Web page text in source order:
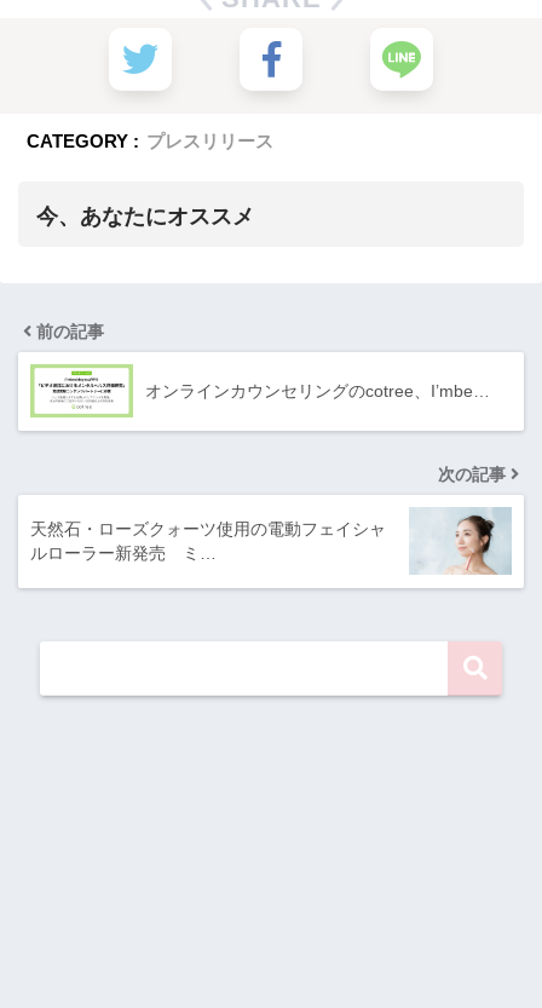
CATEGORY : プレスリリース
今、あなたにオススメ
前の記事
オンラインカウンセリングのcotree、I’mbe…
次の記事
天然石・ローズクォーツ使用の電動フェイシャ
ルローラー新発売 ミ…